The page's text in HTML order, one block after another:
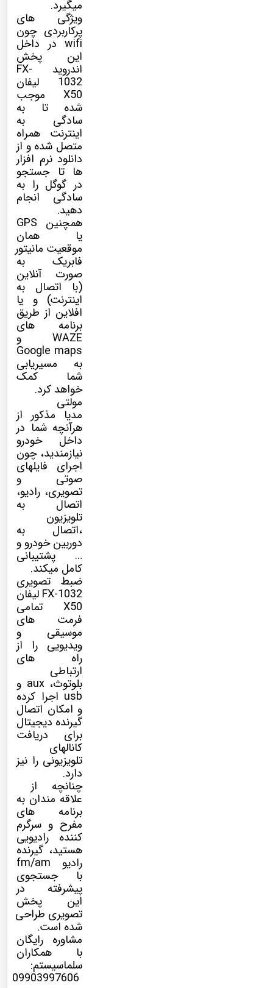
میگیرد.
ویژگی های
پرکاربردی چون
wifi در داخل
این پخش
اندروید FX-
1032 لیفان
X50 موجب
شده تا به
سادگی به
اینترنت همراه
متصل شده و از
دانلود نرم افزار
ها تا جستجو
در گوگل را به
سادگی انجام
دهید.
همچنین GPS
یا همان
موقعیت مانیتور
فابریک به
صورت آنلاین
(با اتصال به
اینترنت) و یا
افلاین از طریق
برنامه های
WAZE و
Google maps
به مسیریابی
شما کمک
خواهد کرد.
مولتی
مدیا مذکور از
هرآنچه شما در
داخل خودرو
نیازمندید، چون
اجرای فایلهای
صوتی و
تصویری، رادیو،
اتصال به
تلویزیون
،اتصال به
دوربین خودرو و
… پشتیبانی
کامل میکند.
ضبط تصویری
FX-1032 لیفان
X50 تمامی
فرمت های
موسیقی و
ویدیویی را از
راه های
ارتباطی
بلوتوث، aux و
usb اجرا کرده
و امکان اتصال
گیرنده دیجیتال
برای دریافت
کانالهای
تلویزیونی را نیز
دارد.
چنانچه از
علاقه مندان به
برنامه های
مفرح و سرگرم
کننده رادیویی
هستید، گیرنده
رادیو fm/am
با جستجوی
پیشرفته در
این پخش
تصویری طراحی
شده است.
مشاوره رایگان
با همکاران
سلماسیستم:
09903997606